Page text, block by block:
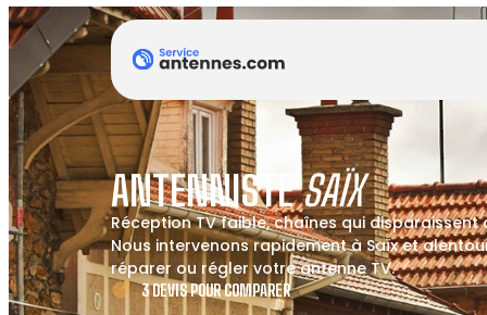
ANTENNISTESAÏX
Réception TV faible, chaînes qui disparaissent
Nous intervenons rapidement à Saïx et
réparer ou régler votre antenne TV.
3 DEVIS POUR COMPARER